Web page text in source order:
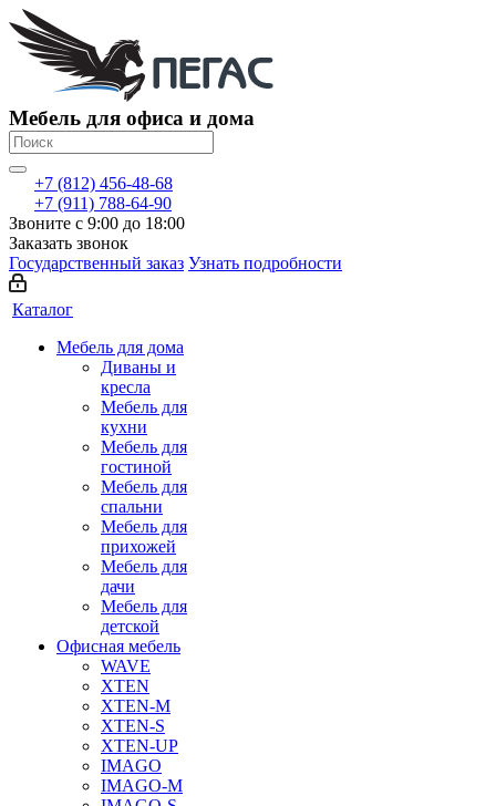
Мебель для офиса и дома
+7 (812) 456-48-68
+7 (911) 788-64-90
Звоните с 9:00 до 18:00
Заказать звонок
Государственный заказ Узнать подробности
Каталог
Мебель для дома
Диваны и
кресла
Мебель для
кухни
Мебель для
гостиной
Мебель для
спальни
Мебель для
прихожей
Мебель для
дачи
Мебель для
детской
Офисная мебель
WAVE
XTEN
XTEN-M
XTEN-S
XTEN-UP
IMAGO
IMAGO-M